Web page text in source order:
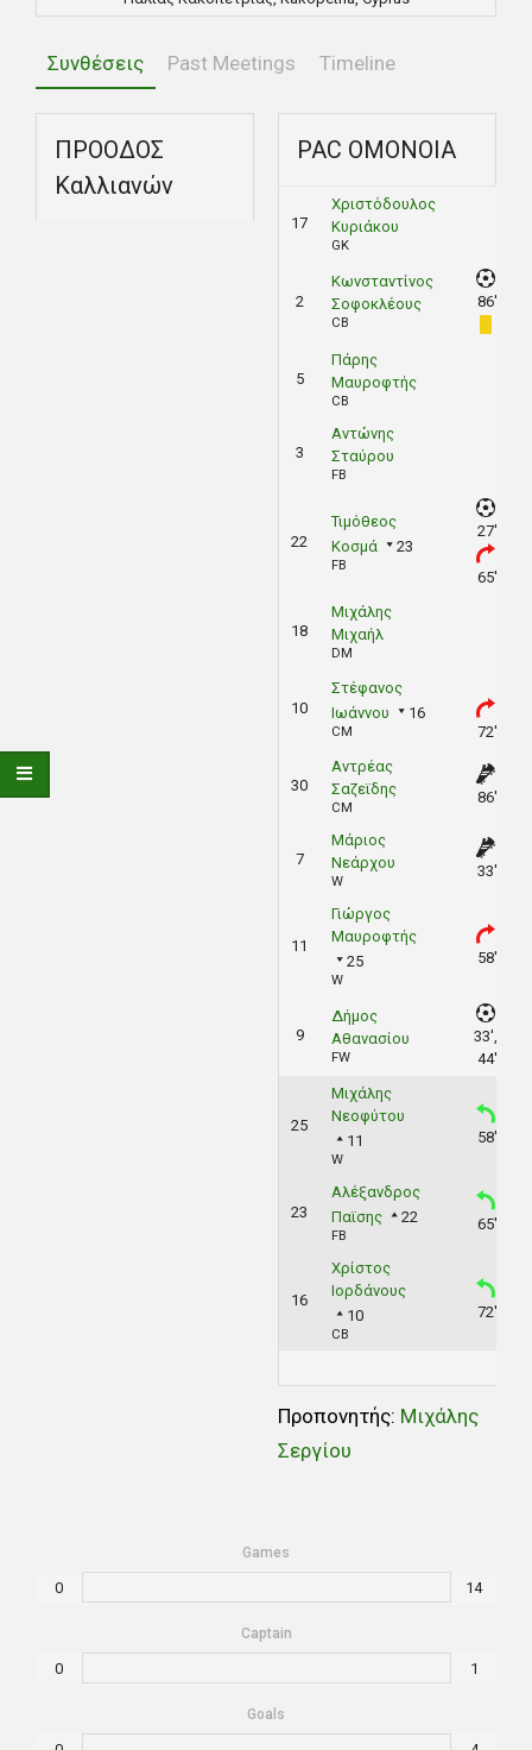
Συνθέσεις Past Meetings Timeline
ΠΡΟΟΔΟΣ
Καλλιανών
PAC ΟΜΟΝΟΙΑ
17
Χριστόδουλος
Κυριάκου
GK
2
Κωνσταντίνος
Σοφοκλέους
CB
86'
5
Πάρης
Μαυροφτής
CB
3
Αντώνης
Σταύρου
FB
22
Τιμόθεος
Κοσμά
23
FB
27'
65'
18
Μιχάλης
Μιχαήλ
DM
10
Στέφανος
Ιωάννου
16
CM 72'
30
Αντρέας
Σαζεϊδης
CM
86'
7
Μάριος
Νεάρχου
W
33'
11
Γιώργος
Μαυροφτής
25
W
58'
9
Δήμος
Αθανασίου
FW
33',
44'
25
Μιχάλης
Νεοφύτου
11
W
58'
23
Αλέξανδρος
Παϊσης
22
FB
65'
16
Χρίστος
Ιορδάνους
10
CB
72'
Προπονητής: Mιχάλης
Σεργίου
Games
0 14
Captain
0 1
Goals